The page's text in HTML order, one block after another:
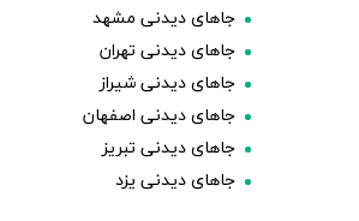
جاهای دیدنی مشهد
جاهای دیدنی تهران
جاهای دیدنی شیراز
جاهای دیدنی اصفهان
جاهای دیدنی تبریز
جاهای دیدنی یزد